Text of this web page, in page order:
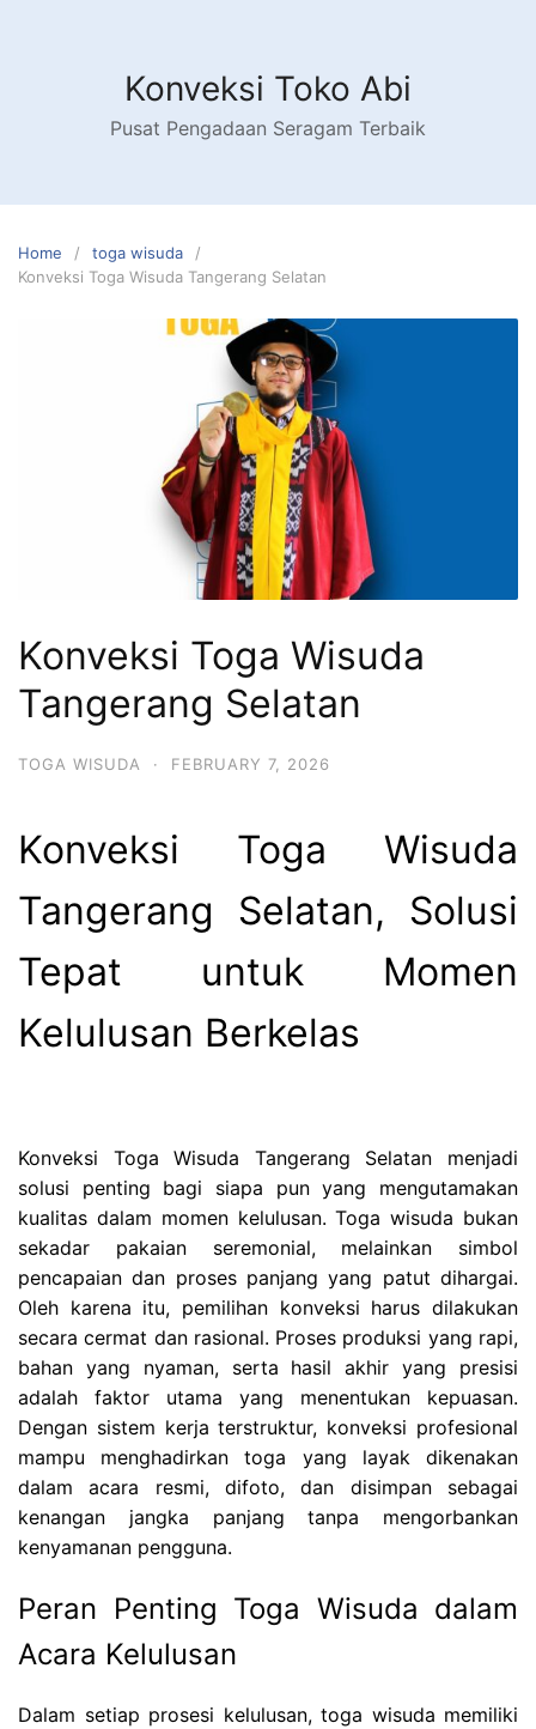
Konveksi Toko Abi
Pusat Pengadaan Seragam Terbaik
Home
toga wisuda
Konveksi Toga Wisuda Tangerang Selatan
Konveksi Toga Wisuda
Tangerang Selatan
TOGA WISUDA · FEBRUARY 7, 2026
Konveksi Toga Wisuda
Tangerang Selatan, Solusi
Tepat untuk Momen
Kelulusan Berkelas
Konveksi Toga Wisuda Tangerang Selatan menjadi
solusi penting bagi siapa pun yang mengutamakan
kualitas dalam momen kelulusan. Toga wisuda bukan
sekadar pakaian seremonial, melainkan simbol
pencapaian dan proses panjang yang patut dihargai.
Oleh karena itu, pemilihan konveksi harus dilakukan
secara cermat dan rasional. Proses produksi yang rapi,
bahan yang nyaman, serta hasil akhir yang presisi
adalah faktor utama yang menentukan kepuasan.
Dengan sistem kerja terstruktur, konveksi profesional
mampu menghadirkan toga yang layak dikenakan
dalam acara resmi, difoto, dan disimpan sebagai
kenangan jangka panjang tanpa mengorbankan
kenyamanan pengguna.
Peran Penting Toga Wisuda dalam
Acara Kelulusan
Dalam setiap prosesi kelulusan, toga wisuda memiliki